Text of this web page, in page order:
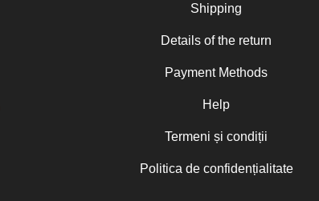
Shipping
Details of the return
Payment Methods
Help
Termeni și condiții
Politica de confidențialitate